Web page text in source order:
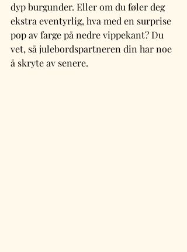
dyp burgunder. Eller om du føler deg
ekstra eventyrlig, hva med en surprise
pop av farge på nedre vippekant? Du
vet, så julebordspartneren din har noe
å skryte av senere.